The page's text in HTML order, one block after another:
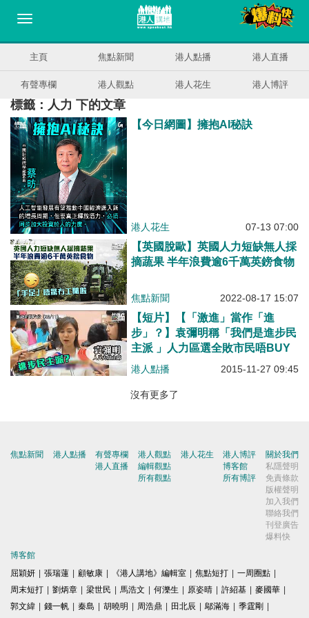
主頁 焦點新聞 港人點播 港人直播
有聲專欄 港人觀點 港人花生 港人博評
標籤：人力 下的文章
【今日網圖】擁抱AI秘訣
港人花生 07-13 07:00
【英國脫歐】英國人力短缺無人採
摘蔬果 半年浪費逾6千萬英鎊食物
焦點新聞 2022-08-17 15:07
【短片】【「激進」當作「進
步」？】袁彌明稱「我們是進步民
主派 」人力區選全敗市民唔BUY
港人點播 2015-11-27 09:45
沒有更多了
焦點新聞 港人點播
有聲專欄
港人直播
港人觀點
編輯觀點
所有觀點
港人花生
港人博評
博客館
所有博評
關於我們
私隱聲明
免責條款
版權聲明
加入我們
聯絡我們
刊登廣告
爆料快
博客館
屈穎妍 | 張瑞蓮 | 顧敏康 | 《港人講地》編輯室 | 焦點短打 | 一周圈點 |
周末短打 | 劉炳章 | 梁世民 | 馬浩文 | 何濼生 | 原姿晴 | 許紹基 | 麥國華 |
郭文緯 | 錢一帆 | 秦島 | 胡曉明 | 周浩鼎 | 田北辰 | 鄔滿海 | 季霆剛 |